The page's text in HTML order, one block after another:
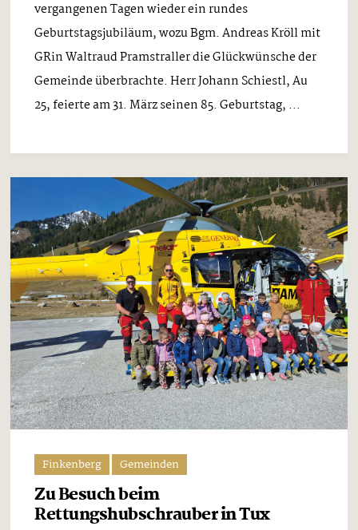
vergangenen Tagen wieder ein rundes
Geburtstagsjubiläum, wozu Bgm. Andreas Kröll mit
GRin Waltraud Pramstraller die Glückwünsche der
Gemeinde überbrachte. Herr Johann Schiestl, Au
25, feierte am 31. März seinen 85. Geburtstag, ...
Finkenberg Gemeinden
Zu Besuch beim
Rettungshubschrauber in Tux